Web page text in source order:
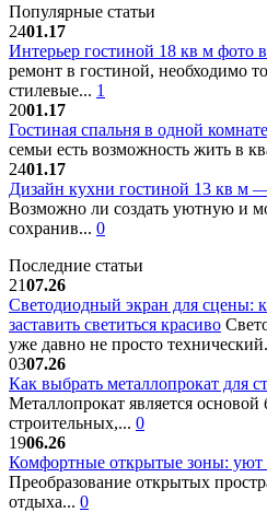
Популярные статьи
2401.17
Интерьер гостиной 18 кв м фото
ремонт в гостиной, необходимо
стилевые... 1
2001.17
Гостиная спальня в одной
семьи есть возможность жить в
2401.17
Дизайн кухни гостиной 13 кв м
Возможно ли создать уютную и
сохранив... 0
Последние статьи
2107.26
Светодиодный экран для сцены:
заставить светиться красиво
уже давно не просто
0307.26
Как выбрать металлопрокат для
Металлопрокат является основой
строительных,... 0
1906.26
Комфортные открытые зоны: уют
Преобразование открытых
отдыха... 0